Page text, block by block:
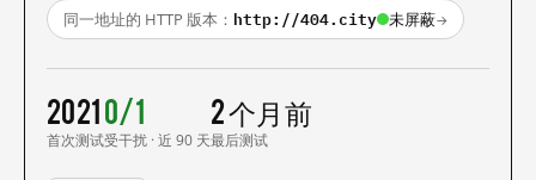
同一地址的 HTTP 版本： http://404.city 未屏蔽→
2021
首次测试
0/1
受干扰 · 近 90 天
2 个月前
最后测试